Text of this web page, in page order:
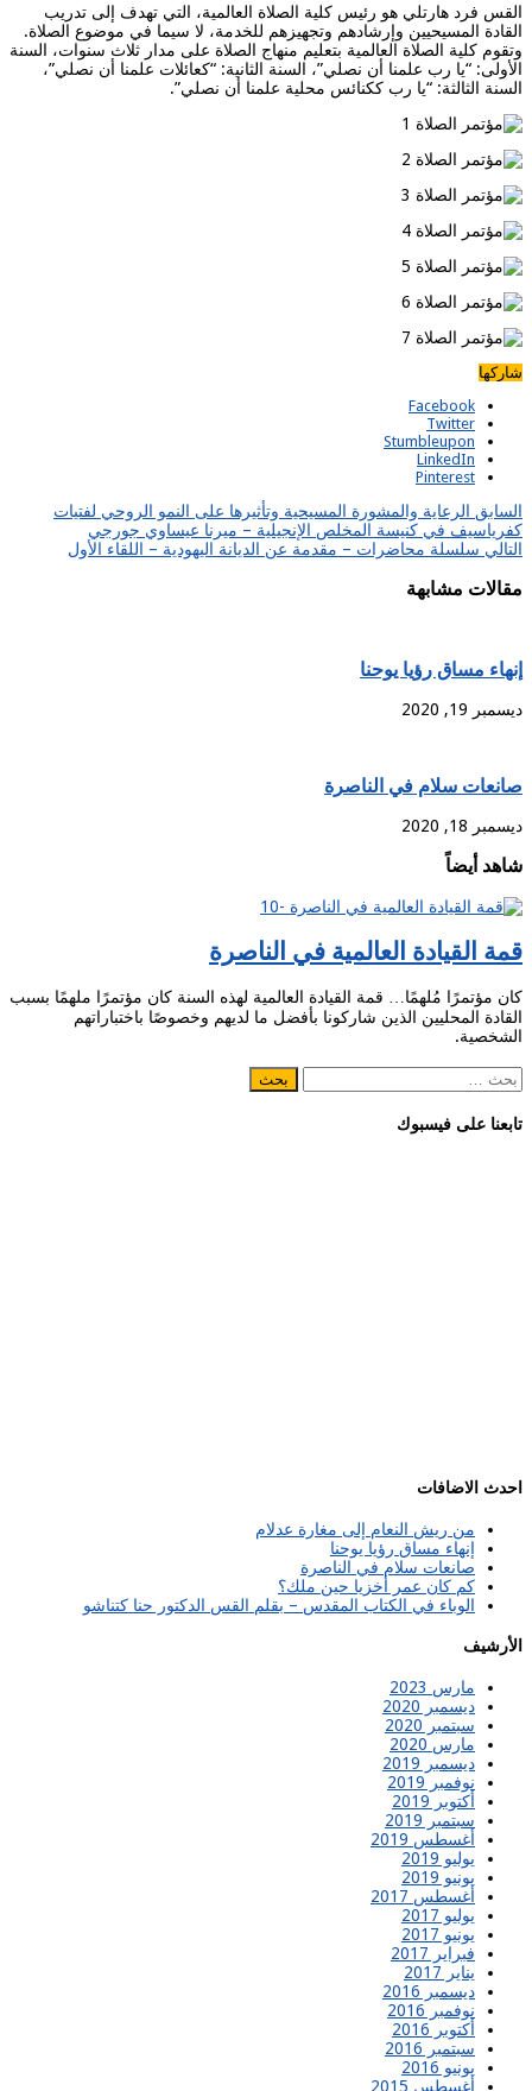
القس فرد هارتلي هو رئيس كلية الصلاة العالمية، التي تهدف إلى تدريب
القادة المسيحيين وإرشادهم وتجهيزهم للخدمة، لا سيما في موضوع الصلاة.
وتقوم كلية الصلاة العالمية بتعليم منهاج الصلاة على مدار ثلاث سنوات، السنة
الأولى: “يا رب علمنا أن نصلي”، السنة الثانية: “كعائلات علمنا أن نصلي”،
السنة الثالثة: “يا رب ككنائس محلية علمنا أن نصلي”.
شاركها
Facebook
Twitter
Stumbleupon
LinkedIn
Pinterest
السابق الرعاية والمشورة المسيحية وتأثيرها على النمو الروحي لفتيات
كفرياسيف في كنيسة المخلص الإنجيلية – ميرنا عيساوي جورجي
التالي سلسلة محاضرات – مقدمة عن الديانة اليهودية – اللقاء الأول
مقالات مشابهة
إنهاء مساق رؤيا يوحنا
ديسمبر 19, 2020
صانعات سلام في الناصرة
ديسمبر 18, 2020
شاهد أيضاً
قمة القيادة العالمية في الناصرة
كان مؤتمرًا مُلهمًا… قمة القيادة العالمية لهذه السنة كان مؤتمرًا ملهمًا بسبب
القادة المحليين الذين شاركونا بأفضل ما لديهم وخصوصًا باختباراتهم
الشخصية.
البحث
عن:
تابعنا على فيسبوك
احدث الاضافات
من ريش النعام إلى مغارة عدلام
إنهاء مساق رؤيا يوحنا
صانعات سلام في الناصرة
كم كان عمر أخزيا حين ملك؟
الوباء في الكتاب المقدس – بقلم القس الدكتور حنا كتناشو
الأرشيف
مارس 2023
ديسمبر 2020
سبتمبر 2020
مارس 2020
ديسمبر 2019
نوفمبر 2019
أكتوبر 2019
سبتمبر 2019
أغسطس 2019
يوليو 2019
يونيو 2019
أغسطس 2017
يوليو 2017
يونيو 2017
فبراير 2017
يناير 2017
ديسمبر 2016
نوفمبر 2016
أكتوبر 2016
سبتمبر 2016
يونيو 2016
أغسطس 2015